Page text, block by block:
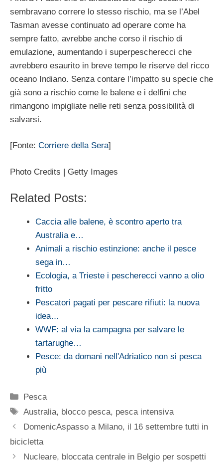
sembravano correre lo stesso rischio, ma se l’Abel
Tasman avesse continuato ad operare come ha
sempre fatto, avrebbe anche corso il rischio di
emulazione, aumentando i superpescherecci che
avrebbero esaurito in breve tempo le riserve del ricco
oceano Indiano. Senza contare l’impatto su specie che
già sono a rischio come le balene e i delfini che
rimangono impigliate nelle reti senza possibilità di
salvarsi.
[Fonte: Corriere della Sera]
Photo Credits | Getty Images
Related Posts:
Caccia alle balene, è scontro aperto tra
Australia e…
Animali a rischio estinzione: anche il pesce
sega in…
Ecologia, a Trieste i pescherecci vanno a olio
fritto
Pescatori pagati per pescare rifiuti: la nuova
idea…
WWF: al via la campagna per salvare le
tartarughe…
Pesce: da domani nell'Adriatico non si pesca
più
Categorie
Pesca
Tag
Australia, blocco pesca, pesca intensiva
DomenicAspasso a Milano, il 16 settembre tutti in
bicicletta
Nucleare, bloccata centrale in Belgio per sospetti